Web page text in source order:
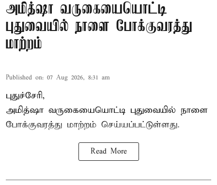
அமித்ஷா வருகையையொட்டி
புதுவையில் நாளை போக்குவரத்து
மாற்றம்
Published on: 07 Aug 2026, 8:31 am
புதுச்சேரி,
அமித்ஷா வருகையையொட்டி புதுவையில் நாளை
போக்குவரத்து மாற்றம் செய்யப்பட்டுள்ளது.
Read More